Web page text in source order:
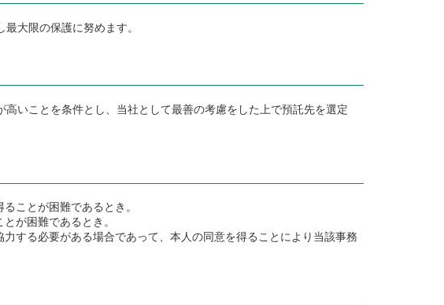
大限の保護に努めます。
いことを条件とし、当社として最善の考慮をした上で預託先を選定
ことが困難であるとき。
が困難であるとき。
する必要がある場合であって、本人の同意を得ることにより当該事務